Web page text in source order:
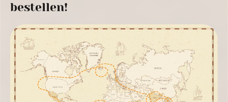
bestellen!